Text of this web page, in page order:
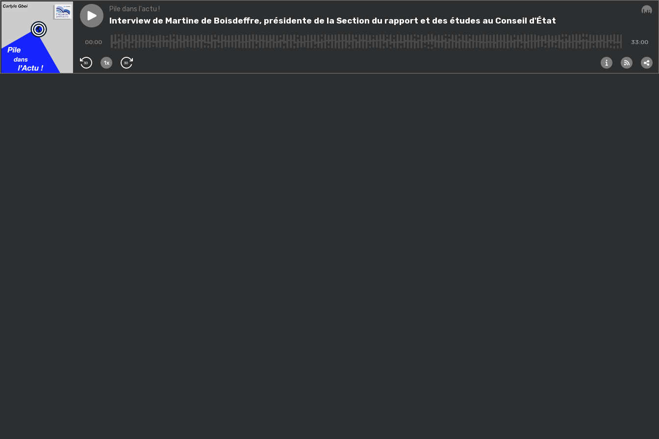
Play episodeInterview de Martine de Boisdeffre, présidente de la Section du rapport et des études au Conseil d'État
Pile dans l'actu !
Interview de Martine de Boisdeffre, présidente de la Section du rapport et des études au Conseil d'État
00:00 33:00
30 1x 30